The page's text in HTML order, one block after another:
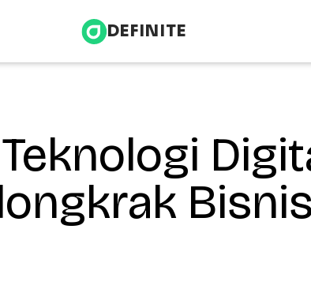
DEFINITE
Infrastructure & Energy
Health & Wellness